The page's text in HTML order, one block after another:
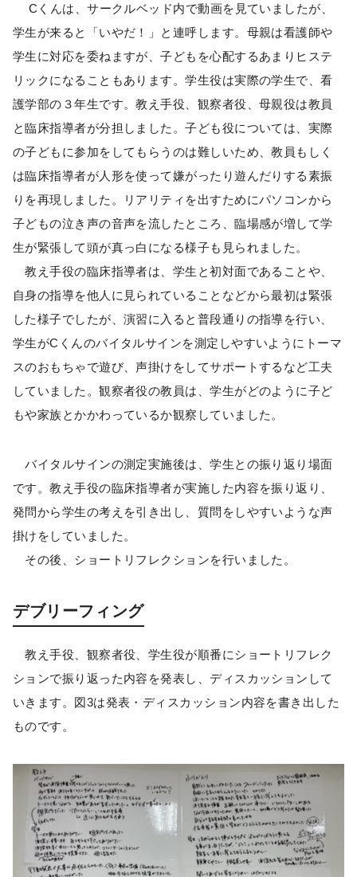
Cくんは、サークルベッド内で動画を見ていましたが、
学生が来ると「いやだ！」と連呼します。母親は看護師や
学生に対応を委ねますが、子どもを心配するあまりヒステ
リックになることもあります。学生役は実際の学生で、看
護学部の３年生です。教え手役、観察者役、母親役は教員
と臨床指導者が分担しました。子ども役については、実際
の子どもに参加をしてもらうのは難しいため、教員もしく
は臨床指導者が人形を使って嫌がったり遊んだりする素振
りを再現しました。リアリティを出すためにパソコンから
子どもの泣き声の音声を流したところ、臨場感が増して学
生が緊張して頭が真っ白になる様子も見られました。
教え手役の臨床指導者は、学生と初対面であることや、
自身の指導を他人に見られていることなどから最初は緊張
した様子でしたが、演習に入ると普段通りの指導を行い、
学生がCくんのバイタルサインを測定しやすいようにトーマ
スのおもちゃで遊び、声掛けをしてサポートするなど工夫
していました。観察者役の教員は、学生がどのように子ど
もや家族とかかわっているか観察していました。
バイタルサインの測定実施後は、学生との振り返り場面
です。教え手役の臨床指導者が実施した内容を振り返り、
発問から学生の考えを引き出し、質問をしやすいような声
掛けをしていました。
その後、ショートリフレクションを行いました。
デブリーフィング
教え手役、観察者役、学生役が順番にショートリフレク
ションで振り返った内容を発表し、ディスカッションして
いきます。図3は発表・ディスカッション内容を書き出した
ものです。